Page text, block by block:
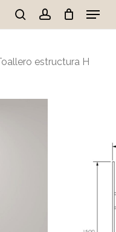
searchaccount
Menu
Close
estructura H